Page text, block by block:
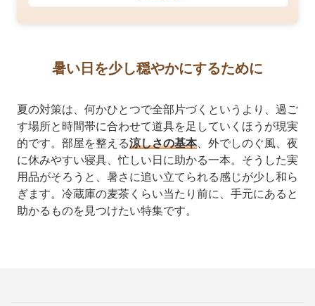
暑い日を少し穏やかにするために
夏の対策は、何かひとつで全部片づくというより、過ご
す場所と時間帯に合わせて道具を足していくほうが現実
的です。部屋を整える涼しさの基本、外でしのぐ風、夜
に休みやすい寝具、忙しい日に助かる一本。そうした実
用品がそろうと、暑さに追い立てられる感じが少し和ら
ぎます。冷蔵庫の麦茶くらい当たり前に、手元にあると
助かるものを見つけたい特集です。